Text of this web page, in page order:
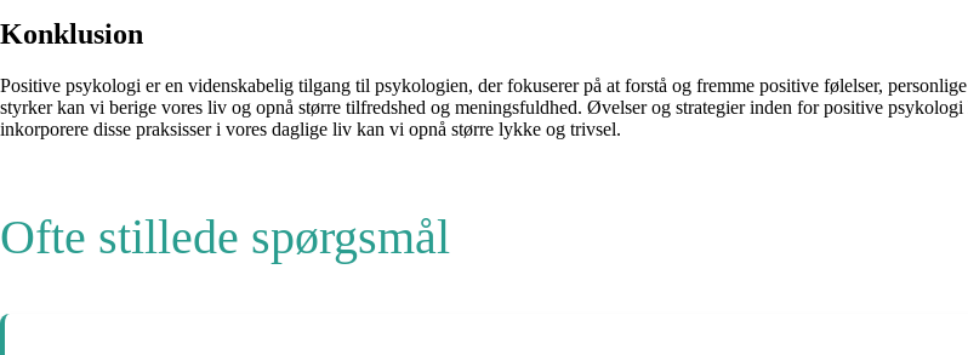
Konklusion
Positive psykologi er en videnskabelig tilgang til psykologien, der fokuserer på at forstå og fremme positive følelser,
styrker kan vi berige vores liv og opnå større tilfredshed og meningsfuldhed. Øvelser og strategier inden for positive
inkorporere disse praksisser i vores daglige liv kan vi opnå større lykke og trivsel.
Ofte stillede spørgsmål